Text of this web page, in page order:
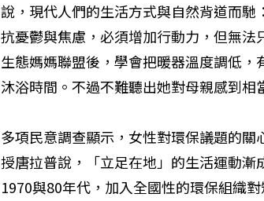
說，現代人們的生活方式與自然背道而
抗憂鬱與焦慮，必須增加行動力，但無
生態媽媽聯盟後，學會把暖器溫度調低
沐浴時間。不過不難聽出她對母親感到相
多項民意調查顯示，女性對環保議題的
授唐拉普說，「立足在地」的生活運動
1970與80年代，加入全國性的環保組織